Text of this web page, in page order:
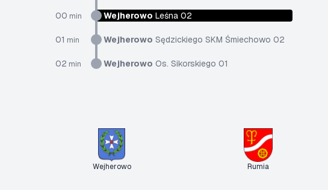
00 min Wejherowo Leśna 02
01 min Wejherowo Sędzickiego SKM Śmiechowo 02
02 min Wejherowo Os. Sikorskiego 01
Wejherowo Rumia